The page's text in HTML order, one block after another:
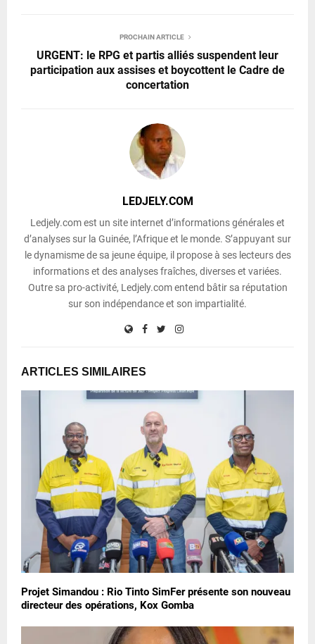
PROCHAIN ARTICLE
URGENT: le RPG et partis alliés suspendent leur
participation aux assises et boycottent le Cadre de
concertation
LEDJELY.COM
Ledjely.com est un site internet d’informations générales et
d’analyses sur la Guinée, l’Afrique et le monde. S’appuyant sur
le dynamisme de sa jeune équipe, il propose à ses lecteurs des
informations et des analyses fraîches, diverses et variées.
Outre sa pro-activité, Ledjely.com entend bâtir sa réputation
sur son indépendance et son impartialité.
ARTICLES SIMILAIRES
Projet Simandou : Rio Tinto SimFer présente son nouveau
directeur des opérations, Kox Gomba